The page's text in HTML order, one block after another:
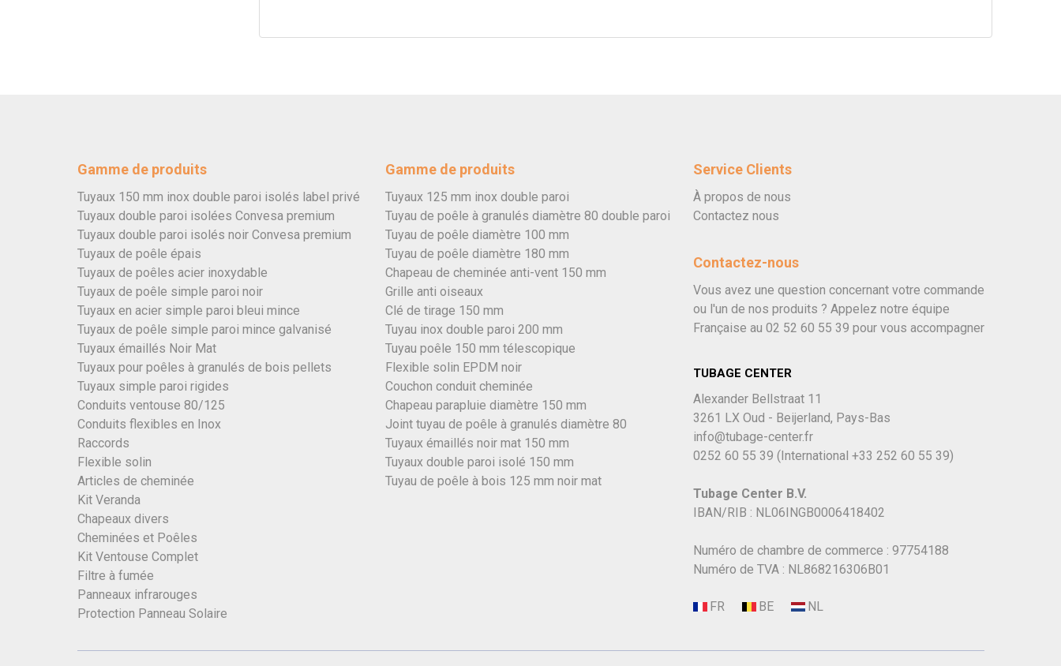
Gamme de produits
Tuyaux 150 mm inox double paroi isolés label privé
Tuyaux double paroi isolées Convesa premium
Tuyaux double paroi isolés noir Convesa premium
Tuyaux de poêle épais
Tuyaux de poêles acier inoxydable
Tuyaux de poêle simple paroi noir
Tuyaux en acier simple paroi bleui mince
Tuyaux de poêle simple paroi mince galvanisé
Tuyaux émaillés Noir Mat
Tuyaux pour poêles à granulés de bois pellets
Tuyaux simple paroi rigides
Conduits ventouse 80/125
Conduits flexibles en Inox
Raccords
Flexible solin
Articles de cheminée
Kit Veranda
Chapeaux divers
Cheminées et Poêles
Kit Ventouse Complet
Filtre à fumée
Panneaux infrarouges
Protection Panneau Solaire
Gamme de produits
Tuyaux 125 mm inox double paroi
Tuyau de poêle à granulés diamètre 80 double paroi
Tuyau de poêle diamètre 100 mm
Tuyau de poêle diamètre 180 mm
Chapeau de cheminée anti-vent 150 mm
Grille anti oiseaux
Clé de tirage 150 mm
Tuyau inox double paroi 200 mm
Tuyau poêle 150 mm télescopique
Flexible solin EPDM noir
Couchon conduit cheminée
Chapeau parapluie diamètre 150 mm
Joint tuyau de poêle à granulés diamètre 80
Tuyaux émaillés noir mat 150 mm
Tuyaux double paroi isolé 150 mm
Tuyau de poêle à bois 125 mm noir mat
Service Clients
À propos de nous
Contactez nous
Contactez-nous
Vous avez une question concernant votre commande
ou l'un de nos produits ? Appelez notre équipe
Française au 02 52 60 55 39 pour vous accompagner
TUBAGE CENTER
Alexander Bellstraat 11
3261 LX Oud - Beijerland, Pays-Bas
info@tubage-center.fr
0252 60 55 39 (International +33 252 60 55 39)
Tubage Center B.V.
IBAN/RIB : NL06INGB0006418402
Numéro de chambre de commerce : 97754188
Numéro de TVA : NL868216306B01